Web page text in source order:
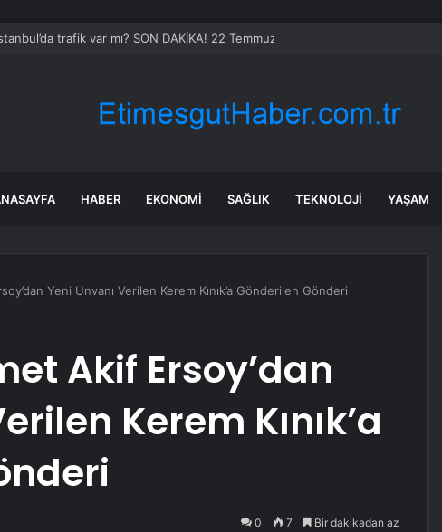
trafik var mı? SON DAKİKA! 22 Temmuz Çarşamba hangi ilçelerde
HABER EKONOMI SAĞLIK TEKNOLOJI YAŞAM
Yeni Unvanı Verilen Kerem Kınık’a Gönderilen Gönderi
Akif Ersoy’dan
Kerem Kınık’a
0 7 Bir dakikadan az